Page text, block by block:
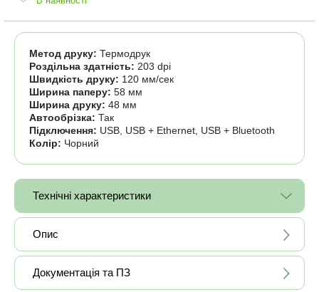
Метод друку: Термодрук
Роздільна здатність: 203 dpi
Швидкість друку: 120 мм/сек
Ширина паперу: 58 мм
Ширина друку: 48 мм
Автообрізка: Так
Підключення: USB, USB + Ethernet, USB + Bluetooth
Колір: Чорний
Технічні характеристики
Опис
Документація та ПЗ